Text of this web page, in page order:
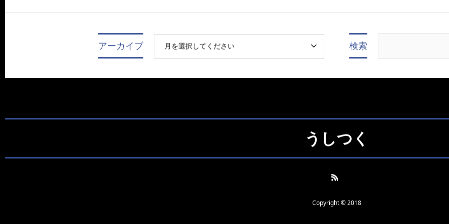
アーカイブ 検索
うしつく
Copyright © 2018